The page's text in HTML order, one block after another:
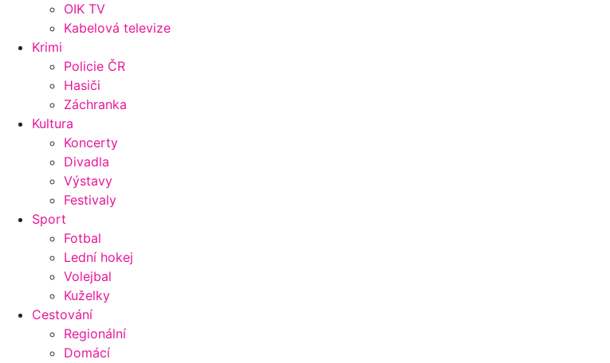
OIK TV
Kabelová televize
Krimi
Policie ČR
Hasiči
Záchranka
Kultura
Koncerty
Divadla
Výstavy
Festivaly
Sport
Fotbal
Lední hokej
Volejbal
Kuželky
Cestování
Regionální
Domácí